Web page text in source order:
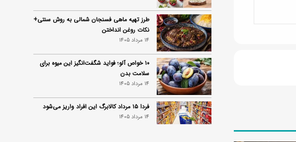
ه
طرز تهیه ماهی فسنجان شمالی به روش سنتی+
نکات روغن انداختن
14 مرداد 1405
۱۰ خواص آلو؛ فواید شگفت‌انگیز این میوه برای
سلامت بدن
14 مرداد 1405
فردا ۱۵ مرداد کالابرگ این افراد واریز می‌شود
14 مرداد 1405